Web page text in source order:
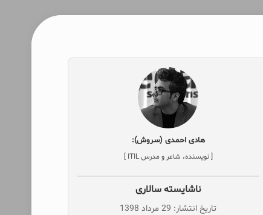
هادی احمدی (سروش):
[ نویسنده، شاعر و مدرس ITIL ]
ناشایسته سالاری
تاریخ انتشار: 29 مرداد 1398